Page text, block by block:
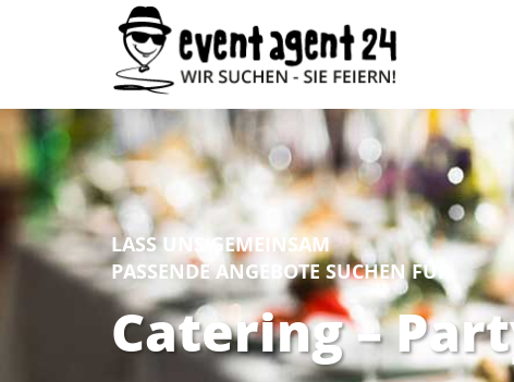
LASS UNS GEMEINSAM
PASSENDE ANGEBOTE SUCHEN FÜR
Catering –